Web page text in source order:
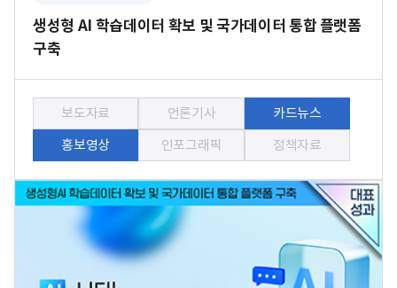
생성형 AI 학습데이터 확보 및 국가데이터 통합 플랫폼
구축
보도자료 언론기사 카드뉴스
홍보영상 인포그래픽 정책자료